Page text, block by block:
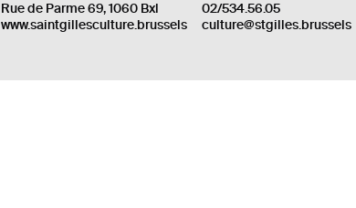
Rue de Parme 69, 1060 Bxl
www.saintgillesculture.brussels
02/534.56.05
culture@stgilles.brussels